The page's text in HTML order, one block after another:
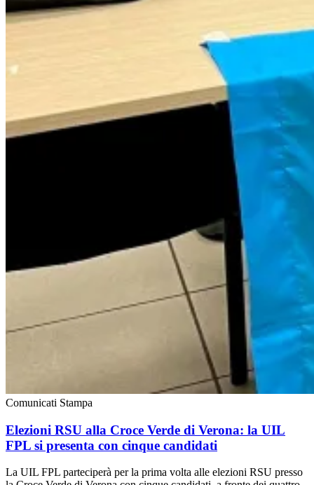
Comunicati Stampa
Elezioni RSU alla Croce Verde di Verona: la UIL
FPL si presenta con cinque candidati
La UIL FPL parteciperà per la prima volta alle elezioni RSU presso